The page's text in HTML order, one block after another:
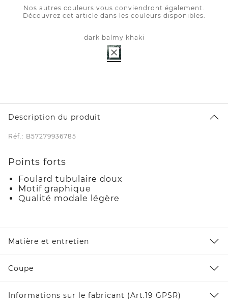
Nos autres couleurs vous conviendront également.
Découvrez cet article dans les couleurs disponibles.
dark balmy khaki
Description du produit
Réf.: B57279936785
Points forts
Foulard tubulaire doux
Motif graphique
Qualité modale légère
Matière et entretien
Coupe
Informations sur le fabricant (Art.19 GPSR)